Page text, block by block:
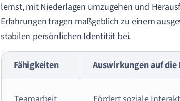
lernst, mit Niederlagen umzugehen und
Erfahrungen tragen maßgeblich zu einem
stabilen persönlichen Identität bei.
Fähigkeiten Auswirkungen auf